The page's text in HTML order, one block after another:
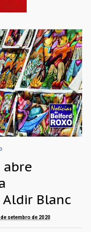
abre
Blanc
setembro de 2020